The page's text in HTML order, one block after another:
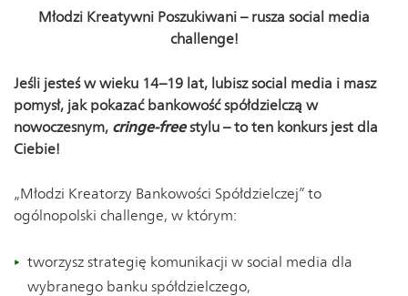
Młodzi Kreatywni Poszukiwani – rusza social media
challenge!
Jeśli jesteś w wieku 14–19 lat, lubisz social media i masz
pomysł, jak pokazać bankowość spółdzielczą w
nowoczesnym, cringe-freestylu – to ten konkurs jest dla
Ciebie!
„Młodzi Kreatorzy Bankowości Spółdzielczej” to
ogólnopolski challenge, w którym:
tworzysz strategię komunikacji w social media dla
wybranego banku spółdzielczego,